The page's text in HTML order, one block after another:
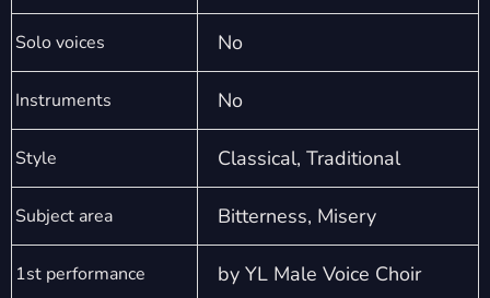
Solo voices No
Instruments No
Style Classical, Traditional
Subject area Bitterness, Misery
1st performance by YL Male Voice Choir